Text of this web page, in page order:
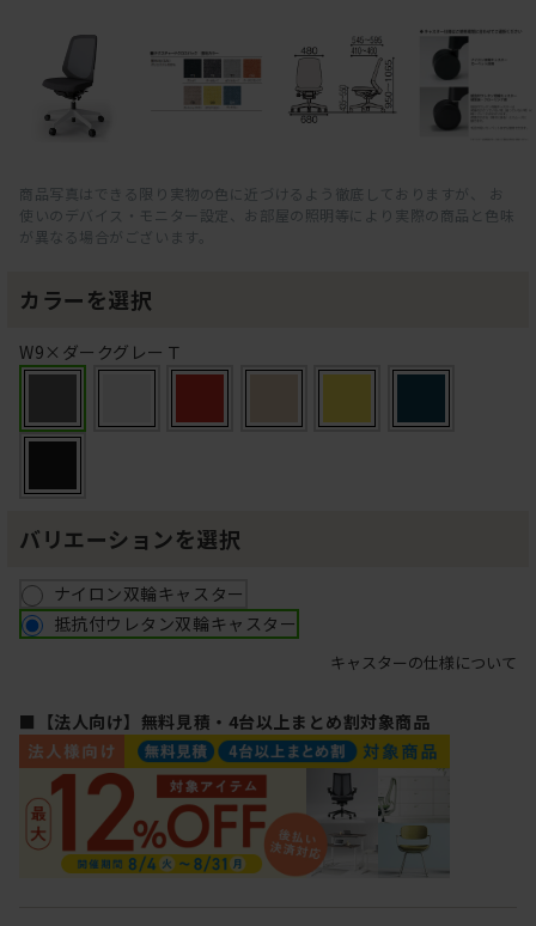
商品写真はできる限り実物の色に近づけるよう徹底しておりますが、 お
使いのデバイス・モニター設定、お部屋の照明等により実際の商品と色味
が異なる場合がございます。
カラーを選択
W9×ダークグレーＴ
バリエーションを選択
ナイロン双輪キャスター
抵抗付ウレタン双輪キャスター
キャスターの仕様について
■【法人向け】無料見積・4台以上まとめ割対象商品